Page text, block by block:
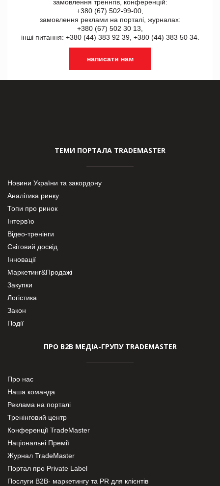
замовлення треннгів, конференцій:
+380 (67) 502-99-00,
замовлення реклами на порталі, журналах:
+380 (67) 502 30 13,
інші питання: +380 (44) 383 92 39, +380 (44) 383 50 34.
написати нам
ТЕМИ ПОРТАЛА TRADEMASTER
Новини України та закордону
Аналітика ринку
Топи про ринок
Інтерв’ю
Відео-тренінги
Світовий досвід
Інновації
Маркетинг&Продажі
Закупки
Логістика
Закон
Події
ПРО В2В МЕДІА-ГРУПУ TRADEMASTER
Про нас
Наша команда
Реклама на порталі
Тренінговий центр
Конференції TradeMaster
Національні Премії
Журнал TradeMaster
Портал про Private Label
Послуги В2В- маркетингу та PR для клієнтів